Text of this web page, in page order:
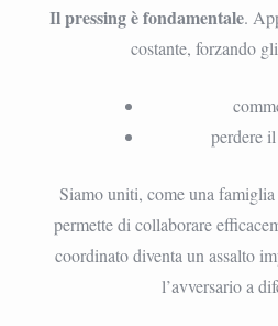
Il pressing è fondamentale.
costante, forzando
perdere
Siamo uniti, come una
permette di collaborare
coordinato diventa un assalto
l’avversario a